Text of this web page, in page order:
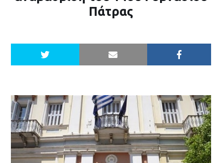
Πάτρας